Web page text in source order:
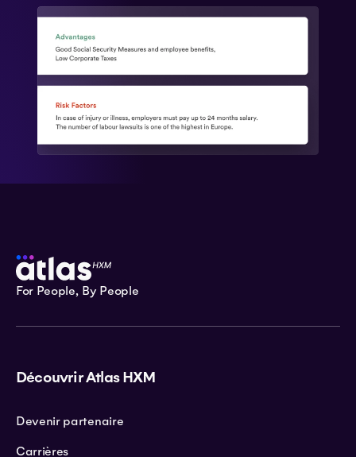
For People, By People
Découvrir Atlas HXM
Devenir partenaire
Carrières